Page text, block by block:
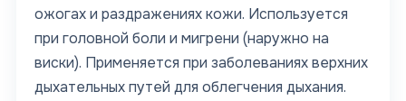
ожогах и раздражениях кожи. Используется
при головной боли и мигрени (наружно на
виски). Применяется при заболеваниях верхних
дыхательных путей для облегчения дыхания.